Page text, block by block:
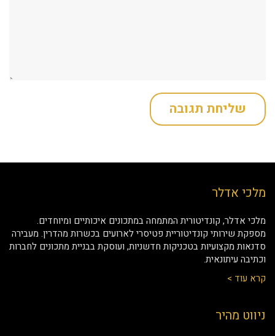
מלכי אדלר
מלכי אדלר, קונדיטורית המתמחה במתכונים איכותיים ומיוחדים.
מספקת שירותי קונדיטוריית פטיסרי לארועים בכשרות מהדרין. מעבירה
סדנאות מקצועיות בטכניקות חדשניות, ועוסקת בבניית מתכונים לחברות
וכתיבה עיתונאית.
קרא עוד >
ניווט מהיר